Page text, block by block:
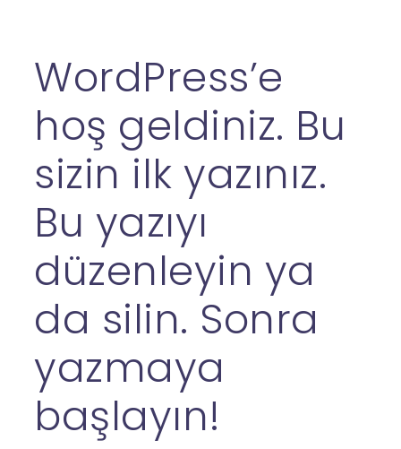
WordPress’e
hoş geldiniz. Bu
sizin ilk yazınız.
Bu yazıyı
düzenleyin ya
da silin. Sonra
yazmaya
başlayın!